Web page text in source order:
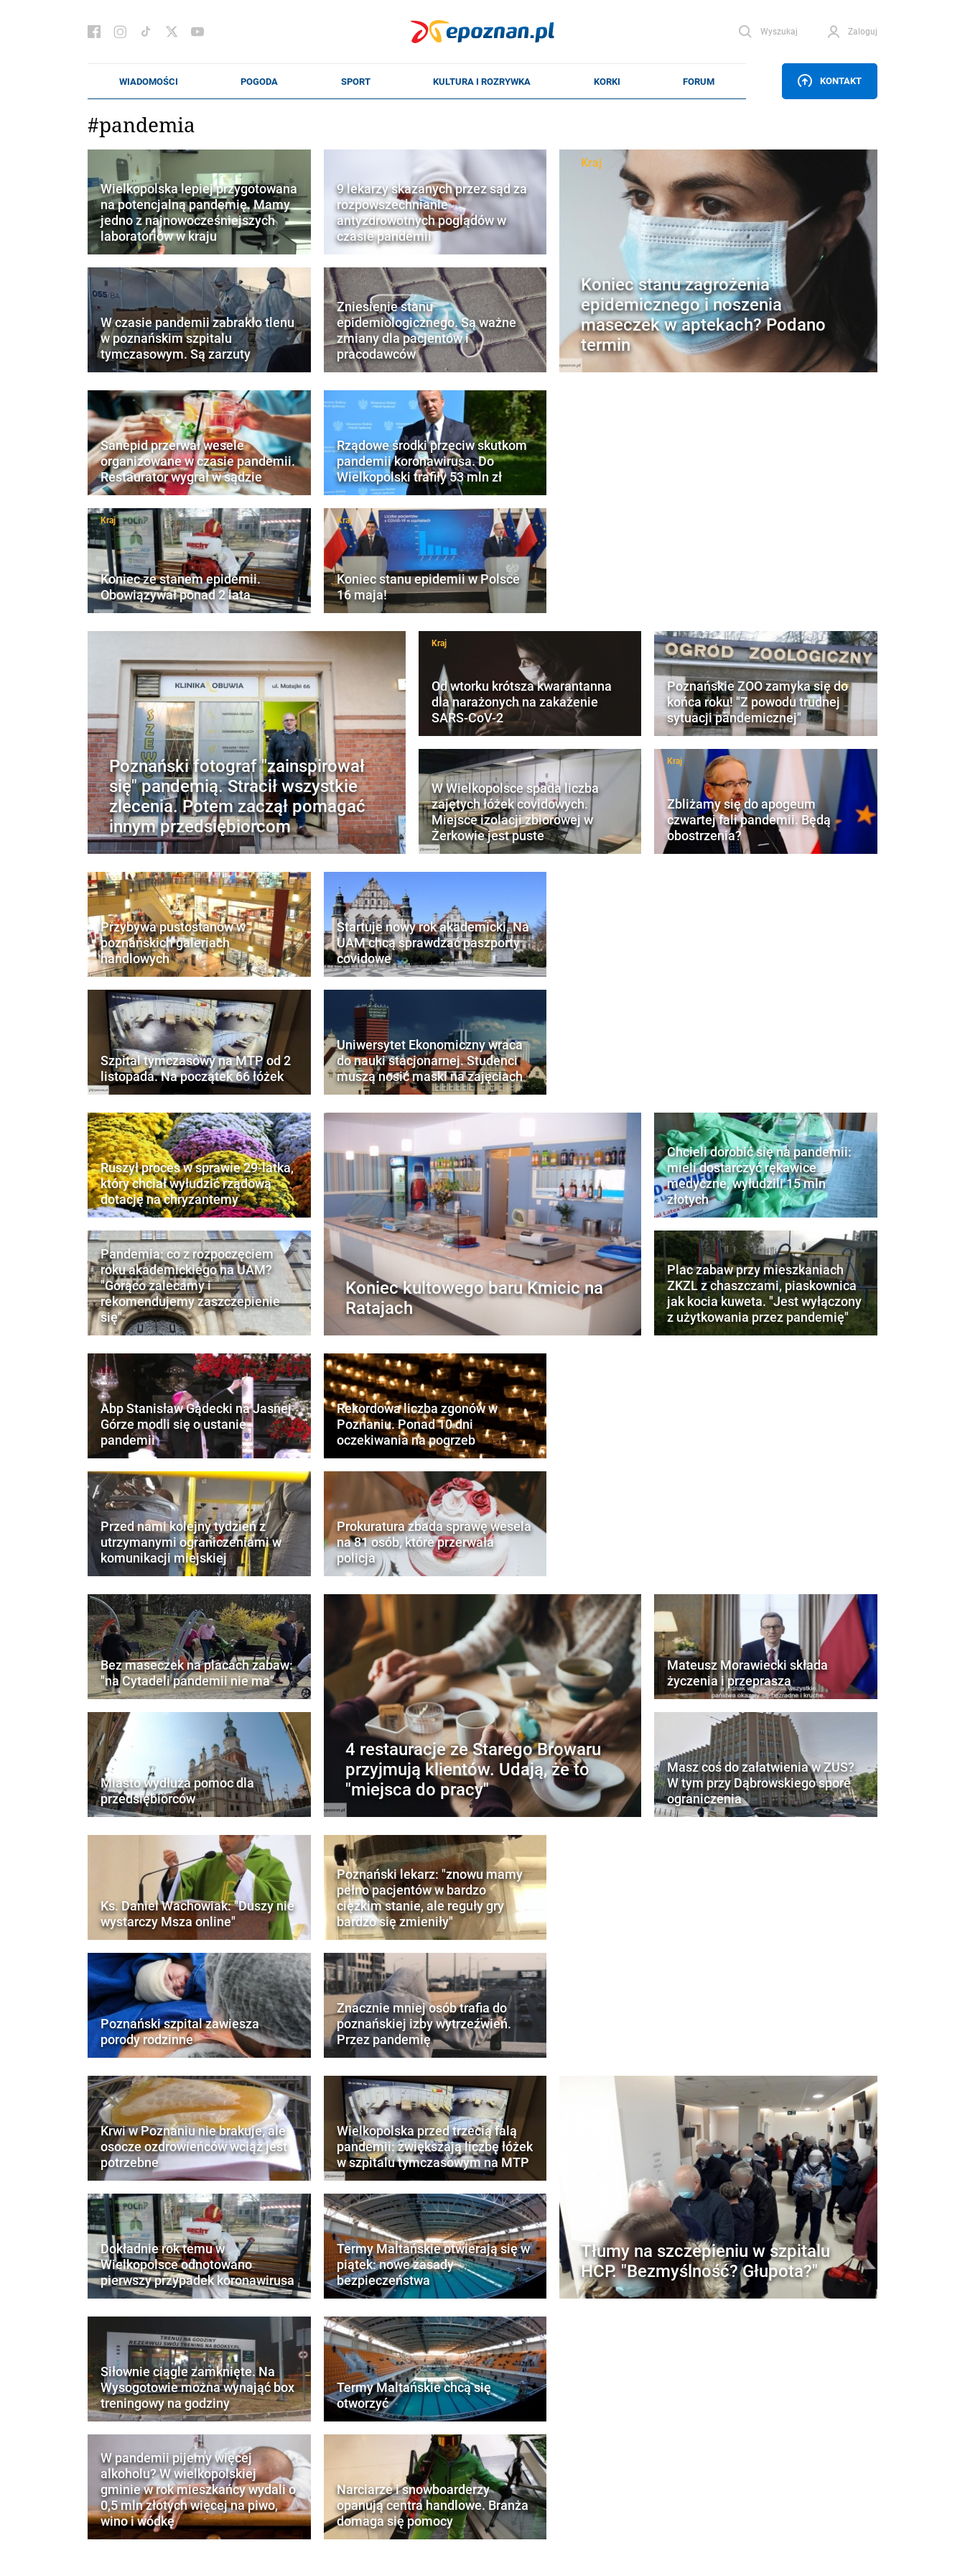
Wyszukaj Zaloguj
KONTAKT
#pandemia
Wielkopolska lepiej przygotowana
na potencjalną pandemię. Mamy
jedno z najnowocześniejszych
laboratoriów w kraju
W czasie pandemii zabrakło tlenu
w poznańskim szpitalu
tymczasowym. Są zarzuty
9 lekarzy skazanych przez sąd za
rozpowszechnianie
antyzdrowotnych poglądów w
czasie pandemii
Zniesienie stanu
epidemiologicznego. Są ważne
zmiany dla pacjentów i
pracodawców
Kraj
Koniec stanu zagrożenia
epidemicznego i noszenia
maseczek w aptekach? Podano
termin
Sanepid przerwał wesele
organizowane w czasie pandemii.
Restaurator wygrał w sądzie
Kraj
Koniec ze stanem epidemii.
Obowiązywał ponad 2 lata
Rządowe środki przeciw skutkom
pandemii koronawirusa. Do
Wielkopolski trafiły 53 mln zł
Kraj
Koniec stanu epidemii w Polsce
16 maja!
Poznański fotograf "zainspirował
się" pandemią. Stracił wszystkie
zlecenia. Potem zaczął pomagać
innym przedsiębiorcom
Kraj
Od wtorku krótsza kwarantanna
dla narażonych na zakażenie
SARS-CoV-2
W Wielkopolsce spada liczba
zajętych łóżek covidowych.
Miejsce izolacji zbiorowej w
Żerkowie jest puste
Poznańskie ZOO zamyka się do
końca roku! "Z powodu trudnej
sytuacji pandemicznej"
Kraj
Zbliżamy się do apogeum
czwartej fali pandemii. Będą
obostrzenia?
Przybywa pustostanów w
poznańskich galeriach
handlowych
Szpital tymczasowy na MTP od 2
listopada. Na początek 66 łóżek
Startuje nowy rok akademicki. Na
UAM chcą sprawdzać paszporty
covidowe
Uniwersytet Ekonomiczny wraca
do nauki stacjonarnej. Studenci
muszą nosić maski na zajęciach
Ruszył proces w sprawie 29-latka,
który chciał wyłudzić rządową
dotację na chryzantemy
Pandemia: co z rozpoczęciem
roku akademickiego na UAM?
"Gorąco zalecamy i
rekomendujemy zaszczepienie
się"
Koniec kultowego baru Kmicic na
Ratajach
Chcieli dorobić się na pandemii:
mieli dostarczyć rękawice
medyczne, wyłudzili 15 mln
złotych
Plac zabaw przy mieszkaniach
ZKZL z chaszczami, piaskownica
jak kocia kuweta. "Jest wyłączony
z użytkowania przez pandemię"
Abp Stanisław Gądecki na Jasnej
Górze modli się o ustanie
pandemii
Przed nami kolejny tydzień z
utrzymanymi ograniczeniami w
komunikacji miejskiej
Rekordowa liczba zgonów w
Poznaniu. Ponad 10 dni
oczekiwania na pogrzeb
Prokuratura zbada sprawę wesela
na 81 osób, które przerwała
policja
Bez maseczek na placach zabaw:
"na Cytadeli pandemii nie ma"
Miasto wydłuża pomoc dla
przedsiębiorców
4 restauracje ze Starego Browaru
przyjmują klientów. Udają, że to
"miejsca do pracy"
Mateusz Morawiecki składa
życzenia i przeprasza
Masz coś do załatwienia w ZUS?
W tym przy Dąbrowskiego spore
ograniczenia
Ks. Daniel Wachowiak: "Duszy nie
wystarczy Msza online"
Poznański szpital zawiesza
porody rodzinne
Poznański lekarz: "znowu mamy
pełno pacjentów w bardzo
ciężkim stanie, ale reguły gry
bardzo się zmieniły"
Znacznie mniej osób trafia do
poznańskiej izby wytrzeźwień.
Przez pandemię
Krwi w Poznaniu nie brakuje, ale
osocze ozdrowieńców wciąż jest
potrzebne
Dokładnie rok temu w
Wielkopolsce odnotowano
pierwszy przypadek koronawirusa
Wielkopolska przed trzecią falą
pandemii: zwiększają liczbę łóżek
w szpitalu tymczasowym na MTP
Termy Maltańskie otwierają się w
piątek: nowe zasady
bezpieczeństwa
Tłumy na szczepieniu w szpitalu
HCP. "Bezmyślność? Głupota?"
Siłownie ciągle zamknięte. Na
Wysogotowie można wynająć box
treningowy na godziny
W pandemii pijemy więcej
alkoholu? W wielkopolskiej
gminie w rok mieszkańcy wydali o
0,5 mln złotych więcej na piwo,
wino i wódkę
Termy Maltańskie chcą się
otworzyć
Narciarze i snowboarderzy
opanują centra handlowe. Branża
domaga się pomocy